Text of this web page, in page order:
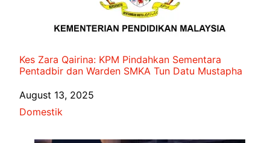
Kes Zara Qairina: KPM Pindahkan Sementara
Pentadbir dan Warden SMKA Tun Datu Mustapha
Date
August 13, 2025
In relation to
Domestik